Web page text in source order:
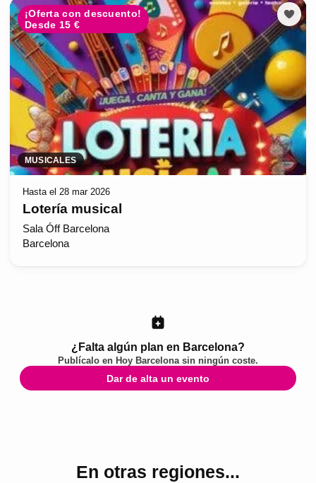
¡Oferta con descuento!
Desde 15 €
MUSICALES
Hasta el 28 mar 2026
Lotería musical
Sala Óff Barcelona
Barcelona
¿Falta algún plan en Barcelona?
Publícalo en Hoy Barcelona sin ningún coste.
Dar de alta un evento
En otras regiones...